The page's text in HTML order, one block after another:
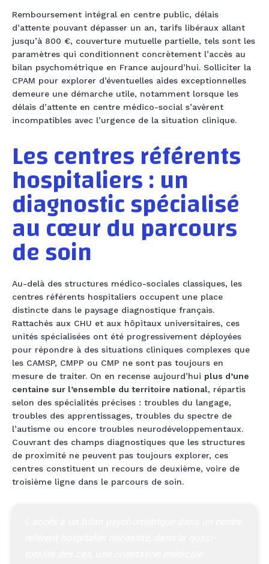
Remboursement intégral en centre public, délais
d’attente pouvant dépasser un an, tarifs libéraux allant
jusqu’à 800 €, couverture mutuelle partielle, tels sont les
paramètres qui conditionnent concrètement l’accès au
bilan psychométrique en France aujourd’hui. Solliciter la
CPAM pour explorer d’éventuelles aides exceptionnelles
demeure une démarche utile, notamment lorsque les
délais d’attente en centre médico-social s’avèrent
incompatibles avec l’urgence de la situation clinique.
Les centres référents
hospitaliers : un
diagnostic spécialisé
au cœur du parcours
de soin
Au-delà des structures médico-sociales classiques, les
centres référents hospitaliers occupent une place
distincte dans le paysage diagnostique français.
Rattachés aux CHU et aux hôpitaux universitaires, ces
unités spécialisées ont été progressivement déployées
pour répondre à des situations cliniques complexes que
les CAMSP, CMPP ou CMP ne sont pas toujours en
mesure de traiter. On en recense aujourd’hui plus d’une
centaine sur l’ensemble du territoire national, répartis
selon des spécialités précises : troubles du langage,
troubles des apprentissages, troubles du spectre de
l’autisme ou encore troubles neurodéveloppementaux.
Couvrant des champs diagnostiques que les structures
de proximité ne peuvent pas toujours explorer, ces
centres constituent un recours de deuxième, voire de
troisième ligne dans le parcours de soin.